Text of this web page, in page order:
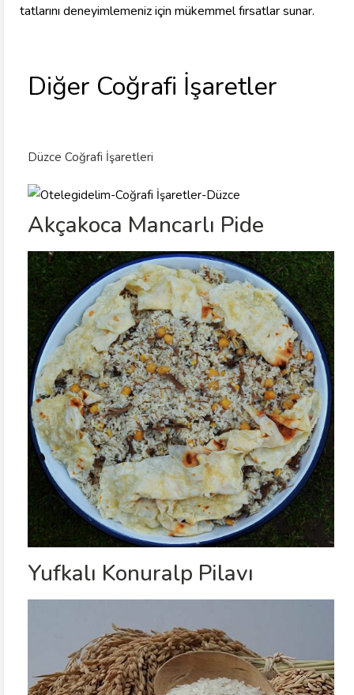
tatlarını deneyimlemeniz için mükemmel fırsatlar sunar.
Diğer Coğrafi İşaretler
Düzce Coğrafi İşaretleri
Akçakoca Mancarlı Pide
Yufkalı Konuralp Pilavı